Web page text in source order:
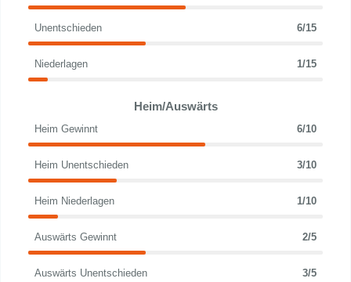
Unentschieden 6/15
Niederlagen 1/15
Heim/Auswärts
Heim Gewinnt 6/10
Heim Unentschieden 3/10
Heim Niederlagen 1/10
Auswärts Gewinnt 2/5
Auswärts Unentschieden 3/5